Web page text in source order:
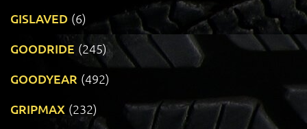
GISLAVED (6)
GOODRIDE (245)
GOODYEAR (492)
GRIPMAX (232)